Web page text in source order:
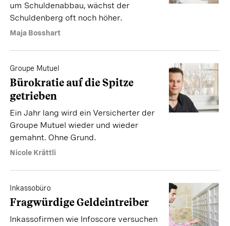
um Schuldenabbau, wächst der
Schuldenberg oft noch höher.
Maja Bosshart
Groupe Mutuel
Bürokratie auf die Spitze
getrieben
Ein Jahr lang wird ein Versicherter der
Groupe Mutuel wieder und wieder
gemahnt. Ohne Grund.
Nicole Krättli
Inkassobüro
Fragwürdige Geldeintreiber
Inkassofirmen wie Infoscore versuchen